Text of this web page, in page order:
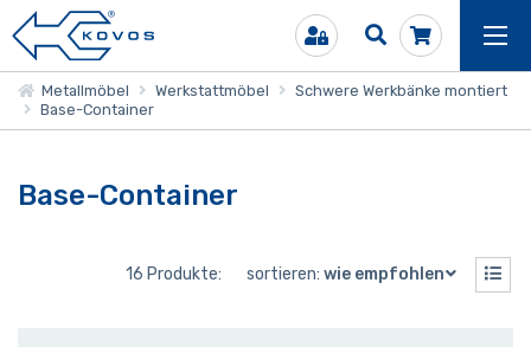
Metallmöbel Werkstattmöbel
Schwere Werkbänke montiert
Base-Container
Base-Container
16 Produkte: sortieren: wie empfohlen